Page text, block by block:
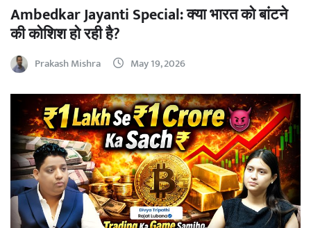
Ambedkar Jayanti Special: क्या भारत को बांटने
की कोशिश हो रही है?
Prakash Mishra May 19, 2026